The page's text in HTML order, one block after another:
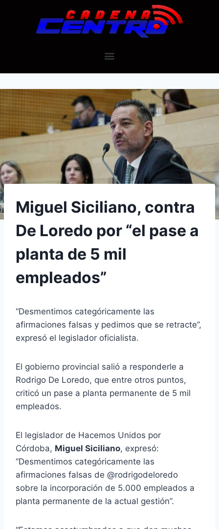
Miguel Siciliano, contra
De Loredo por “el pase a
planta de 5 mil
empleados”
“Desmentimos categóricamente las
afirmaciones falsas y pedimos que se retracte”,
expresó el legislador oficialista.
El gobierno provincial salió a responderle a
Rodrigo De Loredo, que entre otros puntos,
criticó un pase a planta permanente de 5 mil
empleados.
El legislador de Hacemos Unidos por
Córdoba, Miguel Siciliano, expresó:
“Desmentimos categóricamente las
afirmaciones falsas de @rodrigodeloredo
sobre la incorporación de 5.000 empleados a
planta permanente de la actual gestión”.